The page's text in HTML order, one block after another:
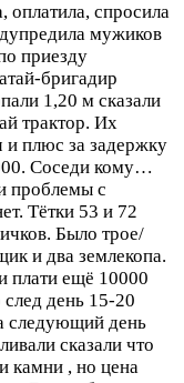
оплатила, спросила
мужиков
приезду
бригадир
1,20 м сказали
трактор. Их
и плюс за задержку
Соседи кому…
проблемы с
Тётки 53 и 72
Было трое/
и два землекопа.
плати ещё 10000
след день 15-20
следующий день
сказали что
камни , но цена